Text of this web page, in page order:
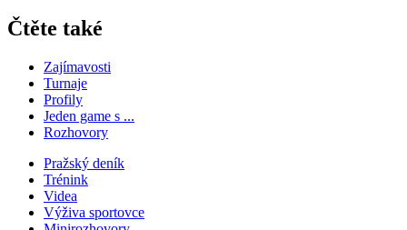
Čtěte také
Zajímavosti
Turnaje
Profily
Jeden game s ...
Rozhovory
Pražský deník
Trénink
Videa
Výživa sportovce